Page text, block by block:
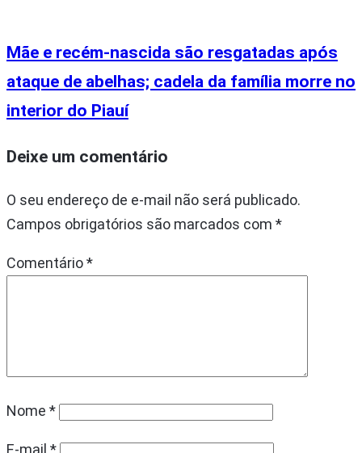
Mãe e recém-nascida são resgatadas após
ataque de abelhas; cadela da família morre no
interior do Piauí
Deixe um comentário
O seu endereço de e-mail não será publicado.
Campos obrigatórios são marcados com *
Comentário*
Nome *
E-mail *